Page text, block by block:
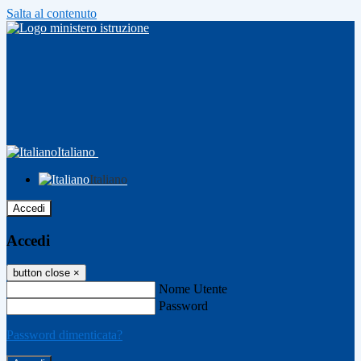
Salta al contenuto
Italiano
Italiano
Accedi
Accedi
button close ×
Nome Utente
Password
Password dimenticata?